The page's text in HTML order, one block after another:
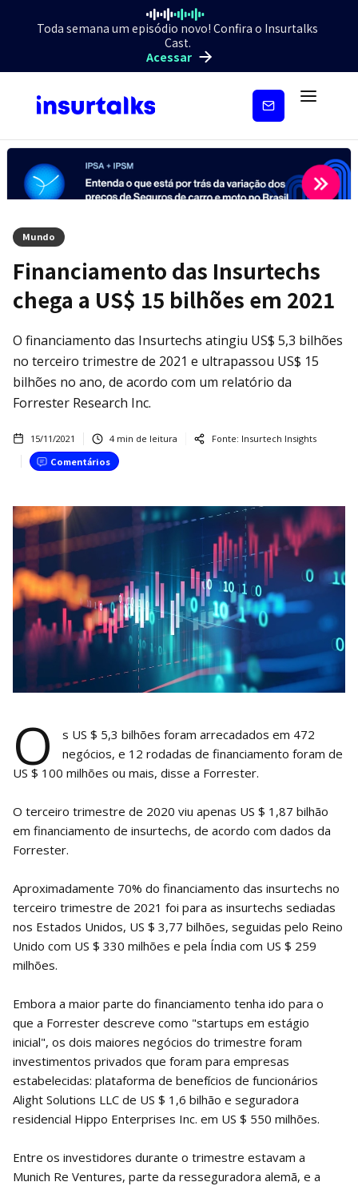
Toda semana um episódio novo! Confira o Insurtalks
Cast.
Acessar
Inscreva-
Mundo
Financiamento das Insurtechs
chega a US$ 15 bilhões em 2021
O financiamento das Insurtechs atingiu US$ 5,3 bilhões
no terceiro trimestre de 2021 e ultrapassou US$ 15
bilhões no ano, de acordo com um relatório da
Forrester Research Inc.
15/11/2021 4min de leitura Fonte: Insurtech Insights
Comentários
O
s US $ 5,3 bilhões foram arrecadados em 472
negócios, e 12 rodadas de financiamento foram de
US $ 100 milhões ou mais, disse a Forrester.
O terceiro trimestre de 2020 viu apenas US $ 1,87 bilhão
em financiamento de insurtechs, de acordo com dados da
Forrester.
Aproximadamente 70% do financiamento das insurtechs no
terceiro trimestre de 2021 foi para as insurtechs sediadas
nos Estados Unidos, US $ 3,77 bilhões, seguidas pelo Reino
Unido com US $ 330 milhões e pela Índia com US $ 259
milhões.
Embora a maior parte do financiamento tenha ido para o
que a Forrester descreve como "startups em estágio
inicial", os dois maiores negócios do trimestre foram
investimentos privados que foram para empresas
estabelecidas: plataforma de benefícios de funcionários
Alight Solutions LLC de US $ 1,6 bilhão e seguradora
residencial Hippo Enterprises Inc. em US $ 550 milhões.
Entre os investidores durante o trimestre estavam a
Munich Re Ventures, parte da resseguradora alemã, e a